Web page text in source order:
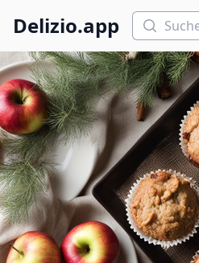
Delizio.app Suchen